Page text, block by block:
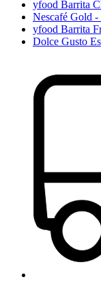
yfood Barrita
Nescafé Gold -
yfood Barrita
Dolce Gusto